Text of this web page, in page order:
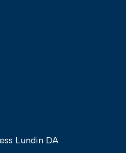
Lundin DA